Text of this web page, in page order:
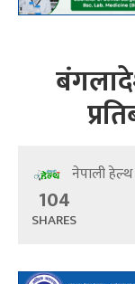
नेपाली हेल्थ
104
SHARES